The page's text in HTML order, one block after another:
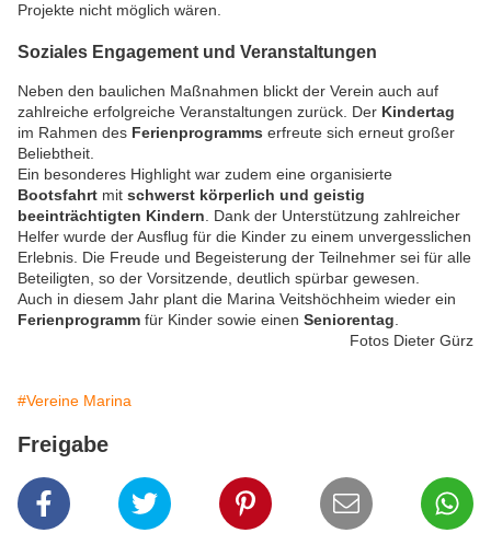
Projekte nicht möglich wären.
Soziales Engagement und Veranstaltungen
Neben den baulichen Maßnahmen blickt der Verein auch auf
zahlreiche erfolgreiche Veranstaltungen zurück. Der Kindertag
im Rahmen des Ferienprogramms erfreute sich erneut großer
Beliebtheit.
Ein besonderes Highlight war zudem eine organisierte
Bootsfahrt mit schwerst körperlich und geistig
beeinträchtigten Kindern . Dank der Unterstützung zahlreicher
Helfer wurde der Ausflug für die Kinder zu einem unvergesslichen
Erlebnis. Die Freude und Begeisterung der Teilnehmer sei für alle
Beteiligten, so der Vorsitzende, deutlich spürbar gewesen.
Auch in diesem Jahr plant die Marina Veitshöchheim wieder ein
Ferienprogramm für Kinder sowie einen Seniorentag
Fotos Dieter Gürz
#Vereine Marina
Freigabe